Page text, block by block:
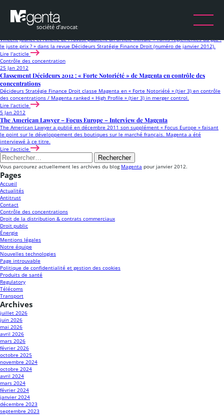
Mois :
Energie
25 Jan 2012
Tarifs réglementés du gaz : le juste prix ?
Vincent Jaunet et Amélie Le Provost publient un article intitulé « Tarifs réglementés du gaz :
le juste prix ? » dans la revue Décideurs Stratégie Finance Droit (numéro de janvier 2012).
Lire l'acticle
Contrôle des concentration
25 Jan 2012
Classement Décideurs 2012 : « Forte Notoriété » de Magenta en contrôle des
concentrations
Décideurs Stratégie Finance Droit classe Magenta en « Forte Notoriété » (tier 3) en contrôle
des concentrations / Magenta ranked « High Profile » (tier 3) in merger control.
Lire l'acticle
5 Jan 2012
The American Lawyer – Focus Europe – Interview de Magenta
The American Lawyer a publié en décembre 2011 son supplément « Focus Europe » faisant
le point sur le développement des boutiques sur le marché français. Magenta a été
interviewé à ce titre.
Lire l'acticle
Rechercher :
Vous parcourez actuellement les archives du blog Magenta pour janvier 2012.
Pages
Accueil
Actualités
Antitrust
Contact
Contrôle des concentrations
Droit de la distribution & contrats commerciaux
Droit public
Énergie
Mentions légales
Notre équipe
Nouvelles technologies
Page introuvable
Politique de confidentialité et gestion des cookies
Produits de santé
Regulatory
Télécoms
Transport
Archives
juillet 2026
juin 2026
mai 2026
avril 2026
mars 2026
février 2026
octobre 2025
novembre 2024
octobre 2024
avril 2024
mars 2024
février 2024
janvier 2024
décembre 2023
septembre 2023